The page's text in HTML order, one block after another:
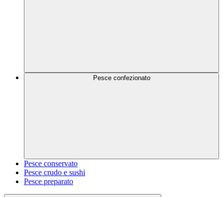
Pesce confezionato
Pesce conservato
Pesce crudo e sushi
Pesce preparato